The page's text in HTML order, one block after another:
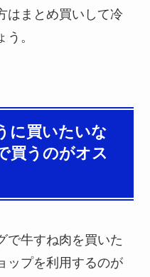
はまとめ買いして冷
。
に買いたいな
買うのがオス
で牛すね肉を買いた
ップを利用するのが